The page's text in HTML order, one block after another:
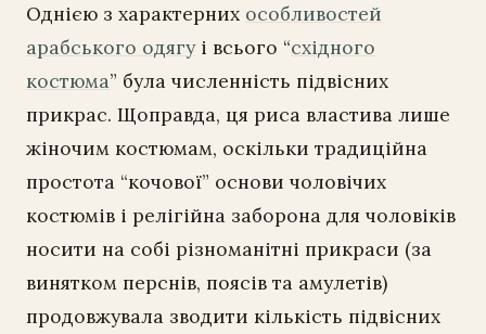
Однією з характерних особливостей
арабського одягуі всього “східного
костюма” була численність підвісних
прикрас. Щоправда, ця риса властива лише
жіночим костюмам, оскільки традиційна
простота “кочової” основи чоловічих
костюмів і релігійна заборона для чоловіків
носити на собі різноманітні прикраси (за
винятком перснів, поясів та амулетів)
продовжувала зводити кількість підвісних